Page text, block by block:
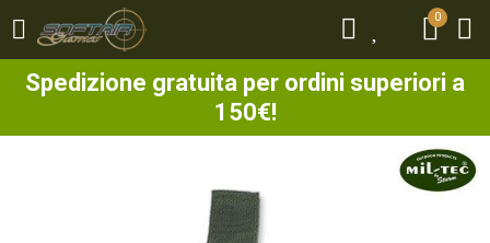
0
Spedizione gratuita per ordini superiori a
150€!
0